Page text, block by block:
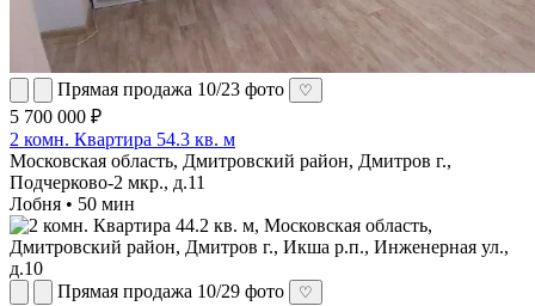
Прямая продажа 10/23 фото ♡
5 700 000 ₽
2 комн. Квартира 54.3 кв. м
Московская область, Дмитровский район, Дмитров г.,
Подчерково-2 мкр., д.11
Лобня • 50 мин
Прямая продажа 10/29 фото ♡